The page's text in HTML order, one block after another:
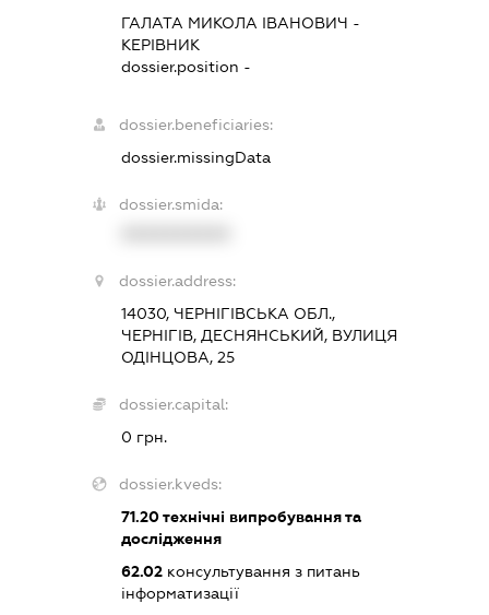
ГАЛАТА МИКОЛА ІВАНОВИЧ -
КЕРІВНИК
dossier.position -
dossier.beneficiaries:
dossier.missingData
dossier.smida:
dossier.address:
14030, ЧЕРНІГІВСЬКА ОБЛ.,
ЧЕРНІГІВ, ДЕСНЯНСЬКИЙ, ВУЛИЦЯ
ОДІНЦОВА, 25
dossier.capital:
0 грн.
dossier.kveds:
71.20технічні випробування та
дослідження
62.02консультування з питань
інформатизації